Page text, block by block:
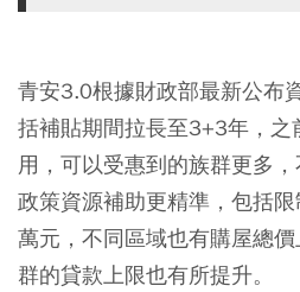
青安3.0根據財政部最新公布
括補貼期間拉長至3+3年，之
用，可以受惠到的族群更多
政策資源補助更精準，包括
萬元，不同區域也有購屋總
群的貸款上限也有所提升。